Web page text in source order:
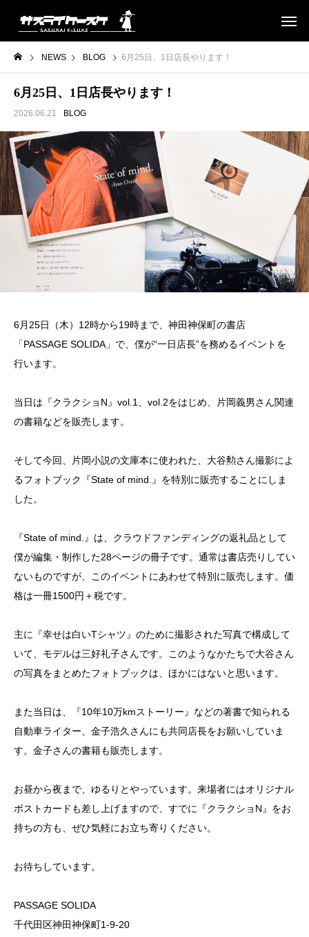
NEWS BLOG 6月25日、1日店長やります！
6月25日、1日店長やります！
2026.06.21 BLOG
6月25日（木）12時から19時まで、神田神保町の書店
「PASSAGE SOLIDA」で、僕が“一日店長”を務めるイベントを
行います。
当日は『クラクショN』vol.1、vol.2をはじめ、片岡義男さん関連
の書籍などを販売します。
そして今回、片岡小説の文庫本に使われた、大谷勲さん撮影によ
るフォトブック『State of mind.』を特別に販売することにしま
した。
『State of mind.』は、クラウドファンディングの返礼品として
僕が編集・制作した28ページの冊子です。通常は書店売りしてい
ないものですが、このイベントにあわせて特別に販売します。価
格は一冊1500円＋税です。
主に『幸せは白いTシャツ』のために撮影された写真で構成して
いて、モデルは三好礼子さんです。このようなかたちで大谷さん
の写真をまとめたフォトブックは、ほかにはないと思います。
また当日は、『10年10万kmストーリー』などの著書で知られる
自動車ライター、金子浩久さんにも共同店長をお願いしていま
す。金子さんの書籍も販売します。
お昼から夜まで、ゆるりとやっています。来場者にはオリジナル
ポストカードも差し上げますので、すでに『クラクショN』をお
持ちの方も、ぜひ気軽にお立ち寄りください。
お待ちしています。
PASSAGE SOLIDA
千代田区神田神保町1-9-20